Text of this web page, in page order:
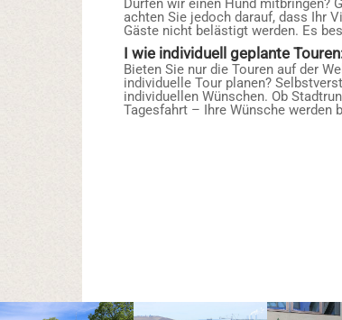
Dürfen wir einen Hund mitbringen?
achten Sie jedoch darauf, dass Ihr
Gäste nicht belästigt werden. Es
I wie individuell geplante
Bieten Sie nur die Touren auf der
individuelle Tour planen?
individuellen Wünschen. Ob
Tagesfahrt – Ihre Wünsche werden